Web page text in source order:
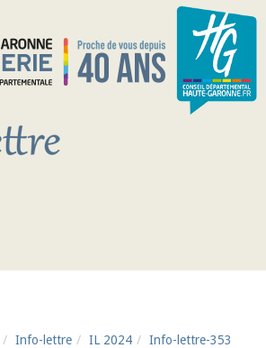
Info-lettre IL 2024
Info-lettre-353